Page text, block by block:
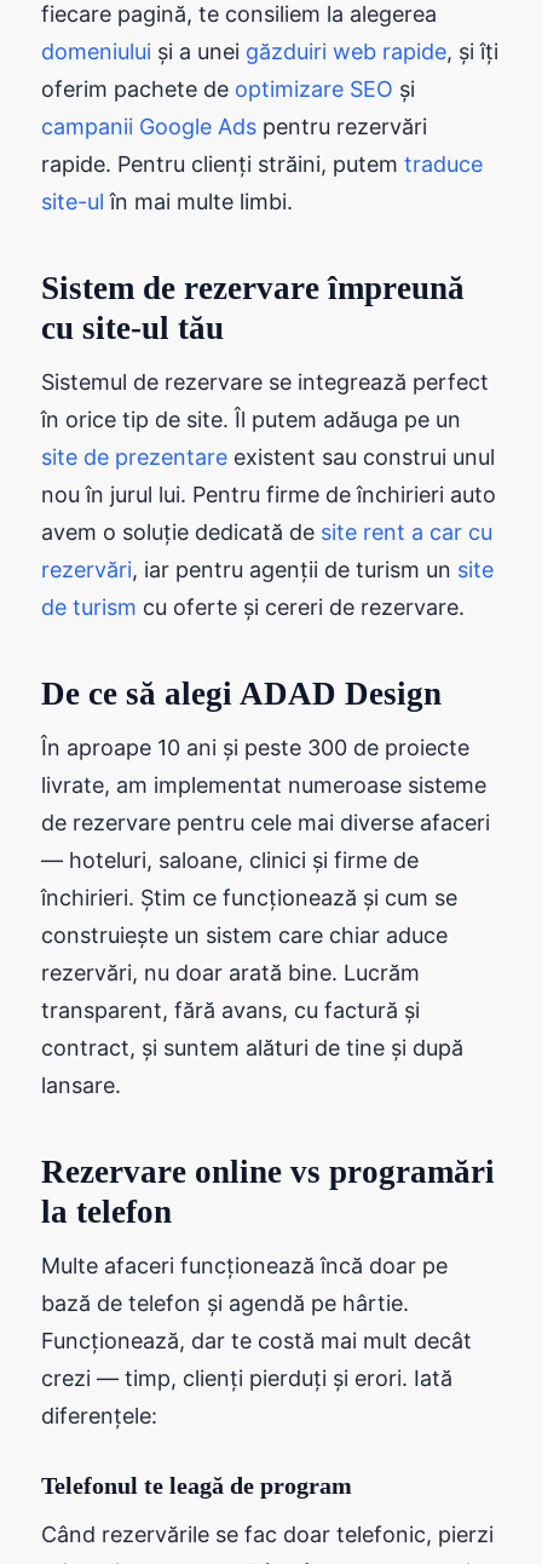
fiecare pagină, te consiliem la alegerea
domeniului și a unei găzduiri web rapide, și îți
oferim pachete de optimizare SEO și
campanii Google Adspentru rezervări
rapide. Pentru clienți străini, putem traduce
site-ul în mai multe limbi.
Sistem de rezervare împreună
cu site-ul tău
Sistemul de rezervare se integrează perfect
în orice tip de site. Îl putem adăuga pe un
site de prezentareexistent sau construi unul
nou în jurul lui. Pentru firme de închirieri auto
avem o soluție dedicată de site rent a car cu
rezervări, iar pentru agenții de turism un site
de turism cu oferte și cereri de rezervare.
De ce să alegi ADAD Design
În aproape 10 ani și peste 300 de proiecte
livrate, am implementat numeroase sisteme
de rezervare pentru cele mai diverse afaceri
— hoteluri, saloane, clinici și firme de
închirieri. Știm ce funcționează și cum se
construiește un sistem care chiar aduce
rezervări, nu doar arată bine. Lucrăm
transparent, fără avans, cu factură și
contract, și suntem alături de tine și după
lansare.
Rezervare online vs programări
la telefon
Multe afaceri funcționează încă doar pe
bază de telefon și agendă pe hârtie.
Funcționează, dar te costă mai mult decât
crezi — timp, clienți pierduți și erori. Iată
diferențele:
Telefonul te leagă de program
Când rezervările se fac doar telefonic, pierzi